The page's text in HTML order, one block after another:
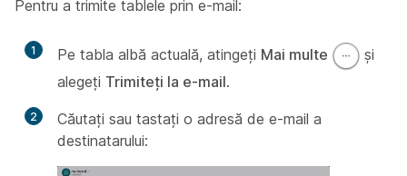
Pentru a trimite tablele prin e-mail:
1 Pe tabla albă actuală, atingeți Mai multe
și
alegeți Trimiteți la e-mail.
2
Căutați sau tastați o adresă de e-mail a
destinatarului: